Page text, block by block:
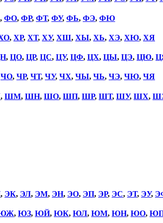
, ФО, ФР, ФТ, ФУ, ФЬ, ФЭ, ФЮ
, ХР, ХТ, ХУ, ХШ, ХЫ, ХЬ, ХЭ, ХЮ, ХЯ
, ЦО, ЦР, ЦС, ЦУ, ЦФ, ЦХ, ЦЫ, ЦЭ, ЦЮ,
ЧО, ЧР, ЧТ, ЧУ, ЧХ, ЧЫ, ЧЬ, ЧЭ, ЧЮ, ЧЯ
, ШМ, ШН, ШО, ШП, ШР, ШТ, ШУ, ШХ,
, ЭК, ЭЛ, ЭМ, ЭН, ЭО, ЭП, ЭР, ЭС, ЭТ, ЭУ,
, ЮЗ, ЮЙ, ЮК, ЮЛ, ЮМ, ЮН, ЮО,